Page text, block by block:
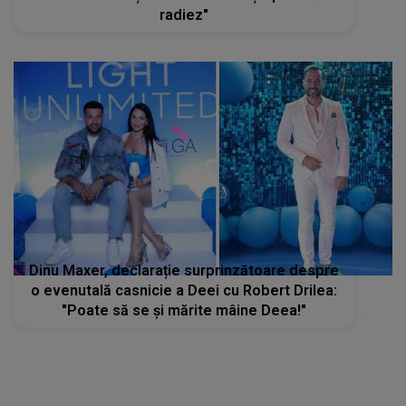
radiez"
Dinu Maxer, declarație surprinzătoare despre
o evenutală casnicie a Deei cu Robert Drilea:
"Poate să se și mărite mâine Deea!"